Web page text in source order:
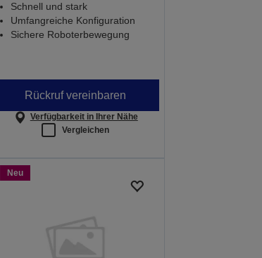
Schnell und stark
Umfangreiche Konfiguration
Sichere Roboterbewegung
Rückruf vereinbaren
Verfügbarkeit in Ihrer Nähe
Vergleichen
Neu